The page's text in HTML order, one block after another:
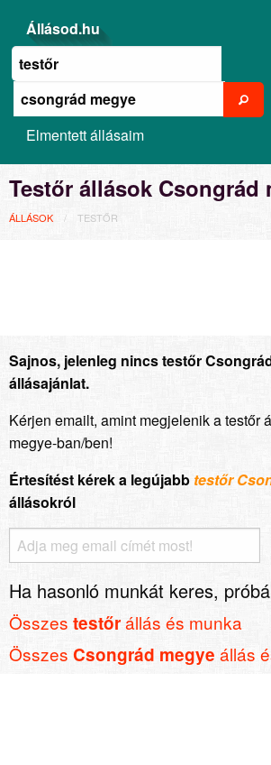
Állásod.hu
Elmentett állásaim
Testőr állások Csongrád
ÁLLÁSOK TESTŐR
Sajnos, jelenleg nincs testőr
állásajánlat.
Kérjen emailt, amint megjelenik a testőr
megye-ban/ben!
Értesítést kérek a legújabb testőr
állásokról
Ha hasonló munkát keres,
Összes testőrállás és munka
Összes Csongrád megye állás